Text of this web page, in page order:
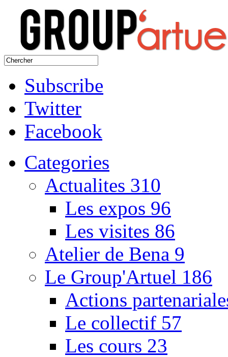
Subscribe
Twitter
Facebook
Categories
Actualites 310
Les expos 96
Les visites 86
Atelier de Bena 9
Le Group'Artuel 186
Actions
Le collectif 57
Les cours 23